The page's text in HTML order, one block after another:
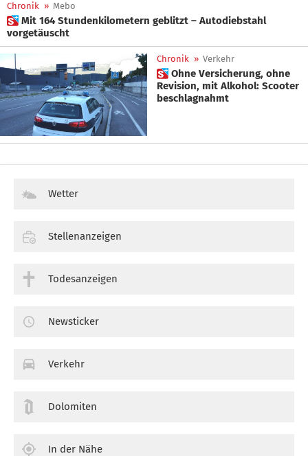
Chronik » Mebo
 Mit 164 Stundenkilometern geblitzt – Autodiebstahl
vorgetäuscht
Chronik » Verkehr
 Ohne Versicherung, ohne
Revision, mit Alkohol: Scooter
beschlagnahmt
Wetter
Stellenanzeigen
Todesanzeigen
Newsticker
Verkehr
Dolomiten
In der Nähe